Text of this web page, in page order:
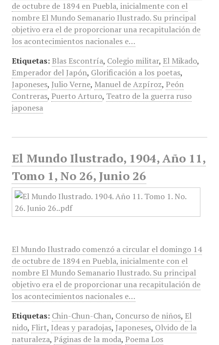
de octubre de 1894 en Puebla, inicialmente con el
nombre El Mundo Semanario Ilustrado. Su principal
objetivo era el de proporcionar una recapitulación de
los acontecimientos nacionales e…
Etiquetas: Blas Escontría, Colegio militar, El Mikado,
Emperador del Japón, Glorificación a los poetas,
Japoneses, Julio Verne, Manuel de Azpíroz, Peón
Contreras, Puerto Arturo, Teatro de la guerra ruso
japonesa
El Mundo Ilustrado, 1904, Año 11,
Tomo 1, No 26, Junio 26
El Mundo Ilustrado comenzó a circular el domingo 14
de octubre de 1894 en Puebla, inicialmente con el
nombre El Mundo Semanario Ilustrado. Su principal
objetivo era el de proporcionar una recapitulación de
los acontecimientos nacionales e…
Etiquetas: Chin-Chun-Chan, Concurso de niños, El
nido, Flirt, Ideas y paradojas, Japoneses, Olvido de la
naturaleza, Páginas de la moda, Poema Los